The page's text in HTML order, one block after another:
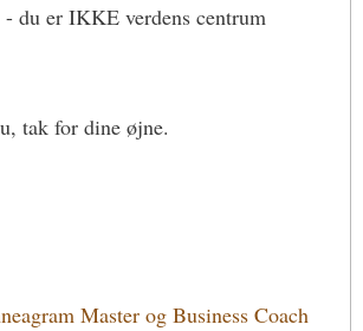
- du er IKKE verdens centrum
tak for dine øjne.
Master og Business Coach